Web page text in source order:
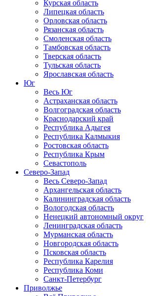
Курская область
Липецкая область
Орловская область
Рязанская область
Смоленская область
Тамбовская область
Тверская область
Тульская область
Ярославская область
Юг
Весь Юг
Астраханская область
Волгоградская область
Краснодарский край
Республика Адыгея
Республика Калмыкия
Ростовская область
Республика Крым
Севастополь
Северо-Запад
Весь Северо-Запад
Архангельская область
Калининградская область
Вологодская область
Ненецкий автономный округ
Ленинградская область
Мурманская область
Новгородская область
Псковская область
Республика Карелия
Республика Коми
Санкт-Петербург
Приволжье